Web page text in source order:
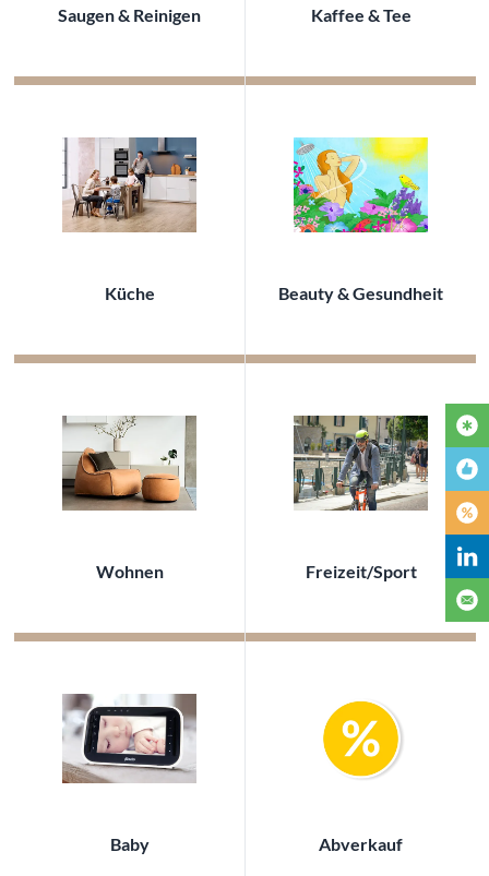
Saugen & Reinigen Kaffee & Tee
Küche Beauty & Gesundheit
Wohnen Freizeit/Sport
Baby Abverkauf